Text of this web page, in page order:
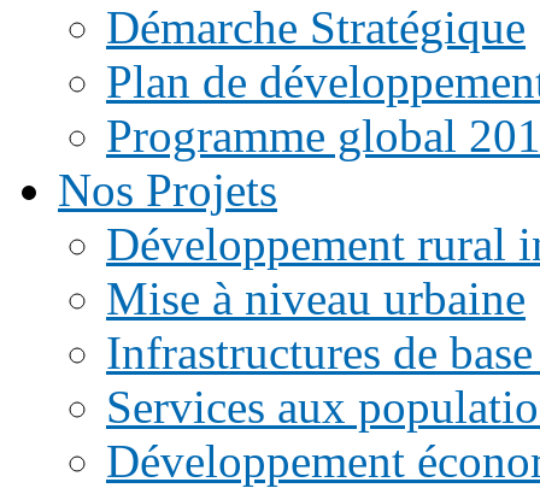
Démarche Stratégique
Plan de
Programme global
Nos Projets
Développement rural
Mise à niveau urbaine
Infrastructures de
Services aux
Développement